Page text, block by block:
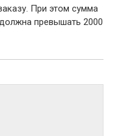
При этом сумма
превышать 2000